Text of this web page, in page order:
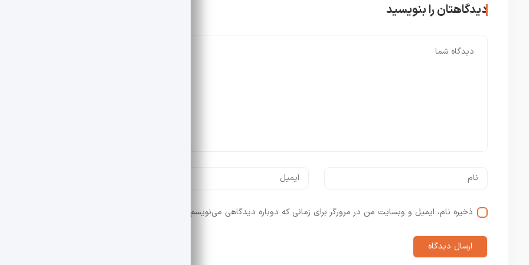
دیدگاهتان را بنویسید
ذخیره نام، ایمیل و وبسایت من در مرورگر برای زمانی که دوباره دیدگاهی می‌نویسم.